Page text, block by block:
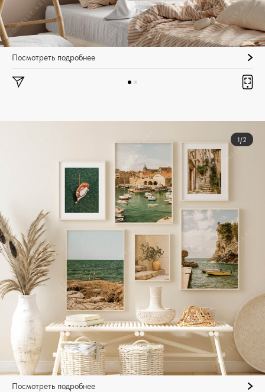
Посмотреть подробнее
1/2
Посмотреть подробнее